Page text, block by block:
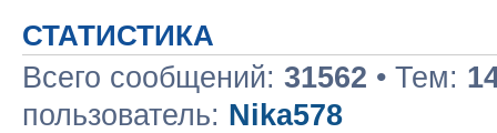
СТАТИСТИКА
Всего сообщений: 31562 • Тем:
пользователь: Nika578